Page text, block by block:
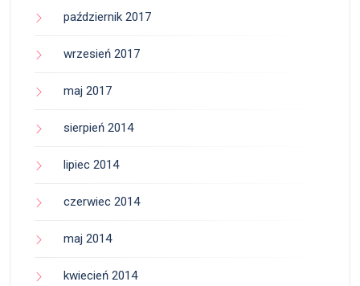
październik 2017
wrzesień 2017
maj 2017
sierpień 2014
lipiec 2014
czerwiec 2014
maj 2014
kwiecień 2014